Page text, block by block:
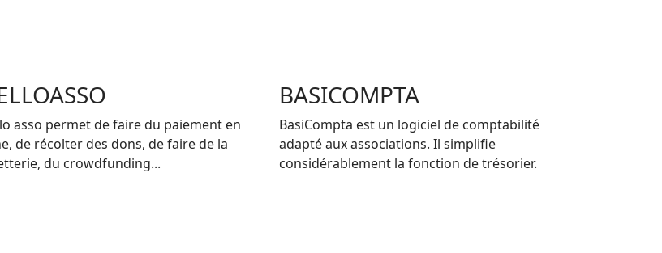
asso permet de faire du paiement en
de récolter des dons, de faire de la
du crowdfunding...
BASICOMPTA
BasiCompta est un logiciel de comptabilité
adapté aux associations. Il simplifie
considérablement la fonction de trésorier.